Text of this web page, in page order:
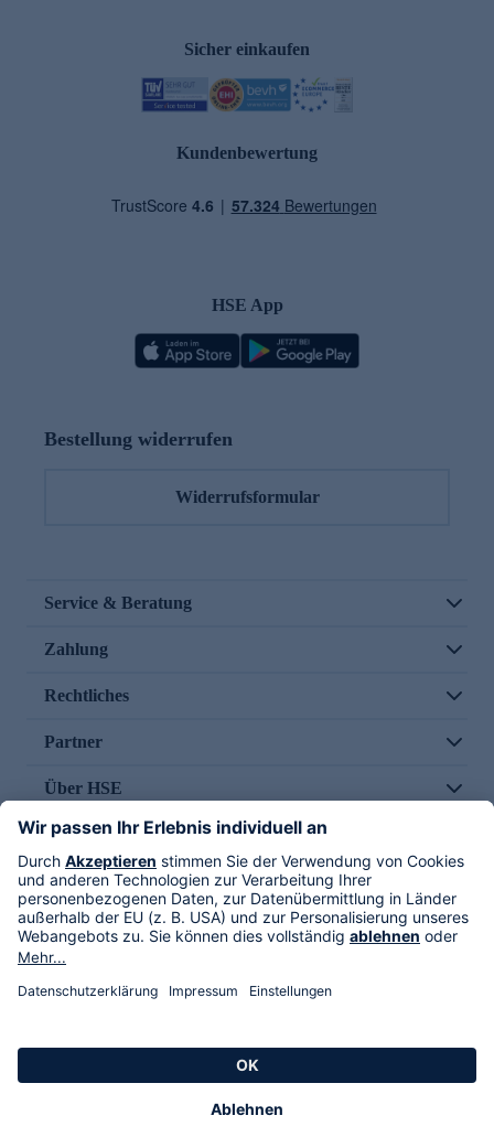
Sicher einkaufen
Kundenbewertung
HSE App
Bestellung widerrufen
Widerrufsformular
Service & Beratung
Zahlung
Rechtliches
Partner
Über HSE
Im TV
HSE International